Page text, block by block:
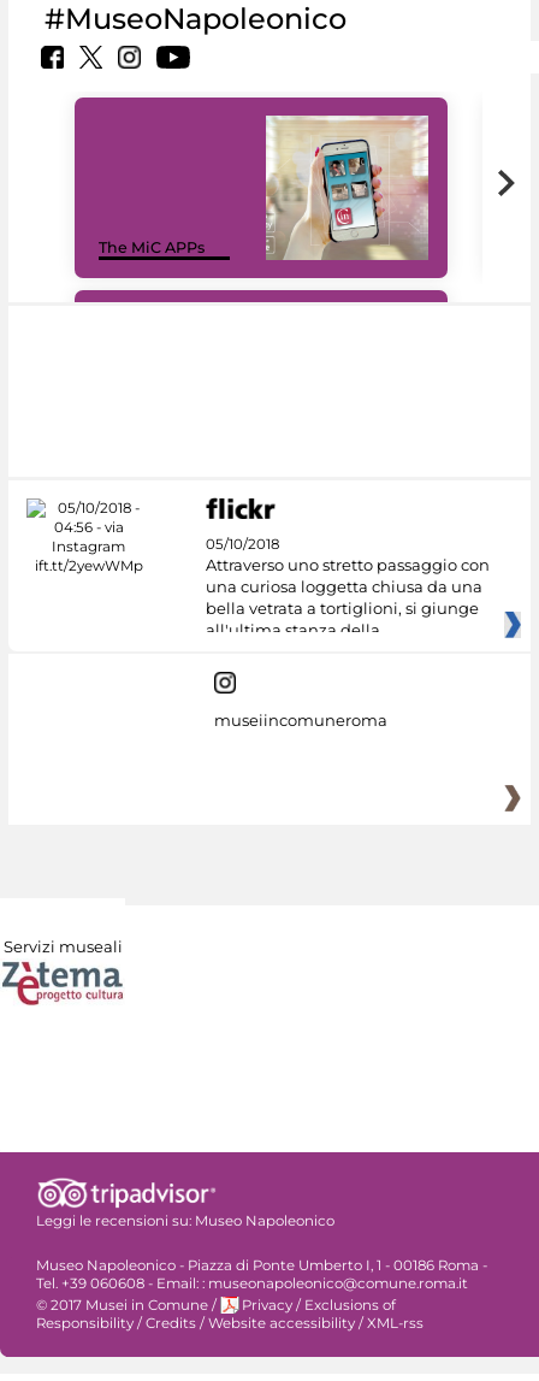
#MuseoNapoleonico
The MiC APPs
05/10/2018
Attraverso uno stretto passaggio con
una curiosa loggetta chiusa da una
bella vetrata a tortiglioni, si giunge
all'ultima stanza della
museiincomuneroma
Servizi museali
Leggi le recensioni su: Museo Napoleonico
Museo Napoleonico - Piazza di Ponte Umberto I, 1 - 00186 Roma -
Tel. +39 060608 - Email: : museonapoleonico@comune.roma.it
© 2017 Musei in Comune / Privacy / Exclusions of
Responsibility / Credits / Website accessibility / XML-rss